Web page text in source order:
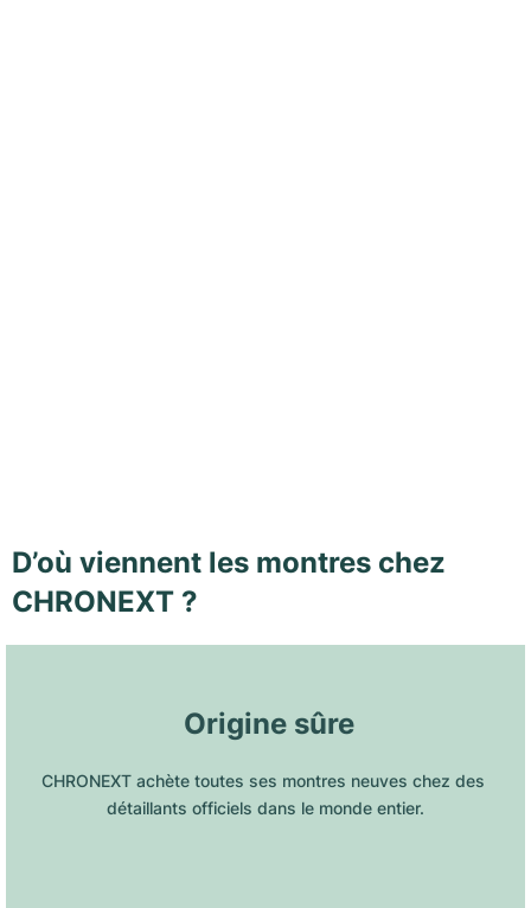
D’où viennent les montres chez
CHRONEXT ?
Origine sûre
CHRONEXT achète toutes ses montres neuves chez des
détaillants officiels dans le monde entier.